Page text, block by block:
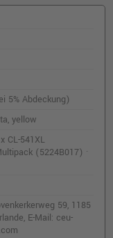
5% Abdeckung)
yellow
CL-541XL
(5224B017) ·
59, 1185
E-Mail: ceu-